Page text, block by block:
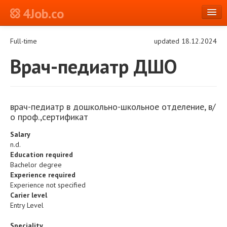
4Job.co
Full-time updated 18.12.2024
Врач-педиатр ДШО
врач-педиатр в дошкольно-школьное отделение, в/
о проф.,сертификат
Salary
n.d.
Education required
Bachelor degree
Experience required
Experience not specified
Carier level
Entry Level